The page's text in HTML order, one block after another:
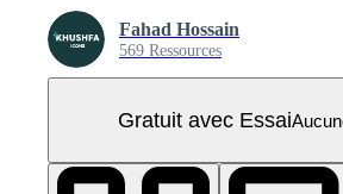
Fahad Hossain
569 Ressources
Gratuit avec Essai